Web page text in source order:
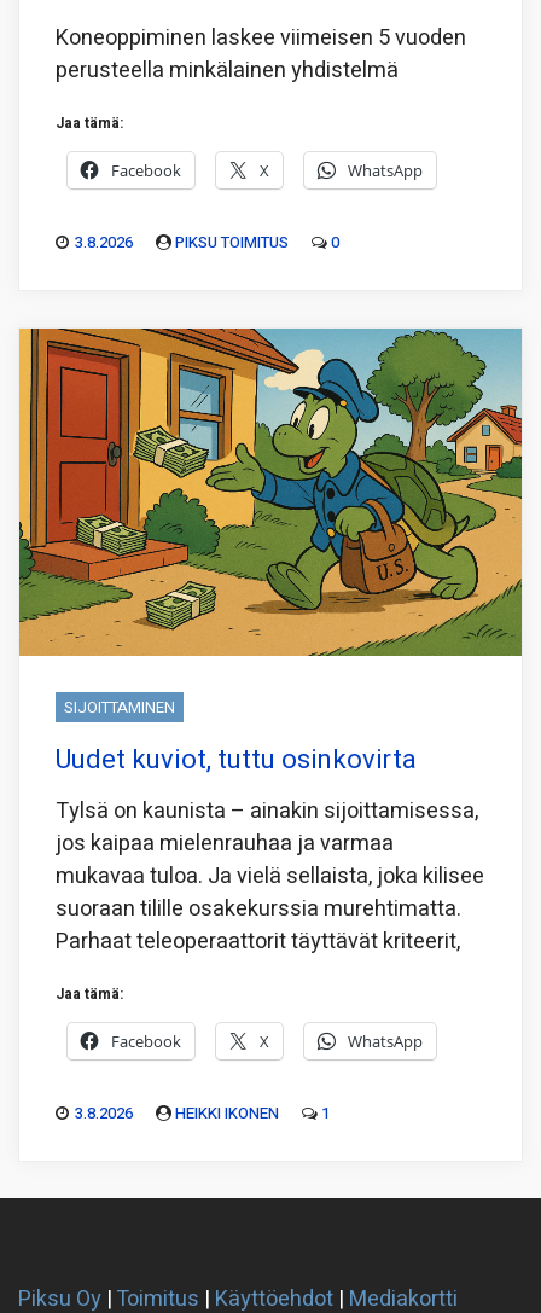
Koneoppiminen laskee viimeisen 5 vuoden
perusteella minkälainen yhdistelmä
Jaa tämä:
Facebook X WhatsApp
3.8.2026 PIKSU TOIMITUS 0
SIJOITTAMINEN
Uudet kuviot, tuttu osinkovirta
Tylsä on kaunista – ainakin sijoittamisessa,
jos kaipaa mielenrauhaa ja varmaa
mukavaa tuloa. Ja vielä sellaista, joka kilisee
suoraan tilille osakekurssia murehtimatta.
Parhaat teleoperaattorit täyttävät kriteerit,
Jaa tämä:
Facebook X WhatsApp
3.8.2026 HEIKKI IKONEN 1
Piksu Oy |Toimitus | Käyttöehdot | Mediakortti